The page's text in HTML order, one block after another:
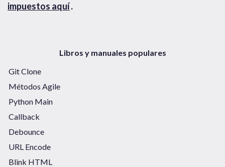
impuestos aquí.
Libros y manuales populares
Git Clone
Métodos Agile
Python Main
Callback
Debounce
URL Encode
Blink HTML